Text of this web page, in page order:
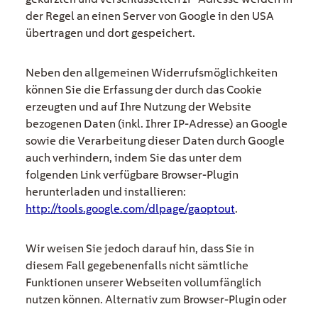
der Regel an einen Server von Google in den USA
übertragen und dort gespeichert.
Neben den allgemeinen Widerrufsmöglichkeiten
können Sie die Erfassung der durch das Cookie
erzeugten und auf Ihre Nutzung der Website
bezogenen Daten (inkl. Ihrer IP-Adresse) an Google
sowie die Verarbeitung dieser Daten durch Google
auch verhindern, indem Sie das unter dem
folgenden Link verfügbare Browser-Plugin
herunterladen und installieren:
http://tools.google.com/dlpage/gaoptout.
Wir weisen Sie jedoch darauf hin, dass Sie in
diesem Fall gegebenenfalls nicht sämtliche
Funktionen unserer Webseiten vollumfänglich
nutzen können. Alternativ zum Browser-Plugin oder